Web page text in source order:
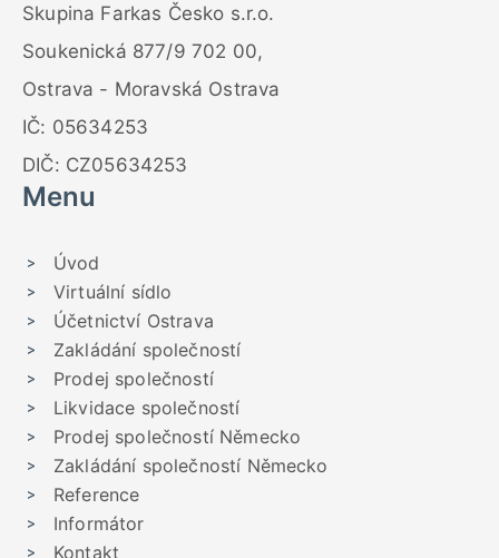
Skupina Farkas Česko s.r.o.
Soukenická 877/9 702 00,
Ostrava - Moravská Ostrava
IČ: 05634253
DIČ: CZ05634253
Menu
Úvod
Virtuální sídlo
Účetnictví Ostrava
Zakládání společností
Prodej společností
Likvidace společností
Prodej společností Německo
Zakládání společností Německo
Reference
Informátor
Kontakt